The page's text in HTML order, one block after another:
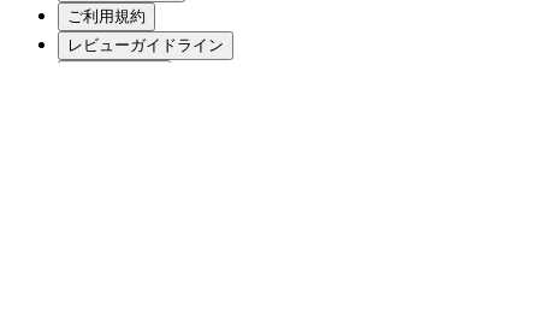
ご利用規約
レビューガイドライン